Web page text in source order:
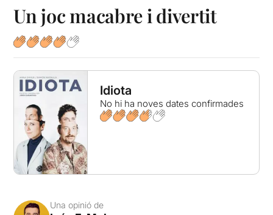
Un joc macabre i divertit
Idiota
No hi ha noves dates confirmades
Una opinió de